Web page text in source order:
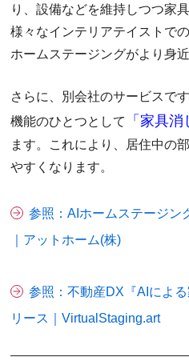
り、設備などを維持しつつ家
様々なインテリアテイストで
ホームステージングがより身
さらに、別会社のサービスで
機能のひとつとして
「家具
ます。これにより、居住中の
やすくなります。
参照：AIホームステージン
｜アットホーム(株)
参照：不動産DX『AIによ
リース｜VirtualStaging.art